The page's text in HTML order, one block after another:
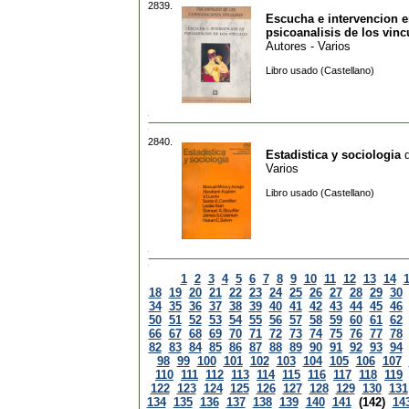
2839.
Escucha e intervencion
psicoanalisis de los
Autores - Varios
Libro usado (Castellano)
2840.
Estadistica y sociologia
Varios
Libro usado (Castellano)
1 2 3 4 5 6 7 8 9 10 11 12 13 14
18 19 20 21 22 23 24 25 26 27 28 29 30
34 35 36 37 38 39 40 41 42 43 44 45 46
50 51 52 53 54 55 56 57 58 59 60 61 62
66 67 68 69 70 71 72 73 74 75 76 77 78
82 83 84 85 86 87 88 89 90 91 92 93 94
98 99 100 101 102 103 104 105 106 107
110 111 112 113 114 115 116 117 118 119
122 123 124 125 126 127 128 129 130 131
134 135 136 137 138 139 140 141 (142)